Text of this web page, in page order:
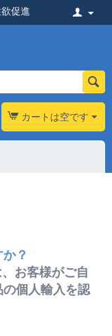
促進
カートは空です
？
お客様がご自
個人輸入を認